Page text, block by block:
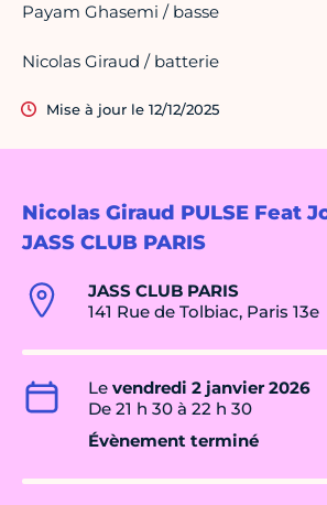
Nicolas Giraud PULSE Feat
JASS CLUB PARIS
JASS CLUB PARIS
141 Rue de Tolbiac, Paris 13e
Le vendredi 2 janvier 2026
De 21 h 30 à 22 h 30
Évènement terminé
Payam Ghasemi / basse
Nicolas Giraud / batterie
Mise à jour le 12/12/2025